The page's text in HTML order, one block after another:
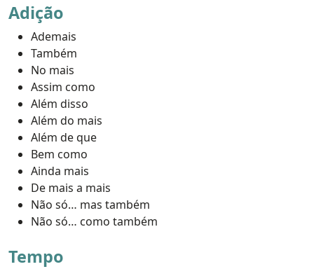
Adição
Ademais
Também
No mais
Assim como
Além disso
Além do mais
Além de que
Bem como
Ainda mais
De mais a mais
Não só… mas também
Não só… como também
Tempo